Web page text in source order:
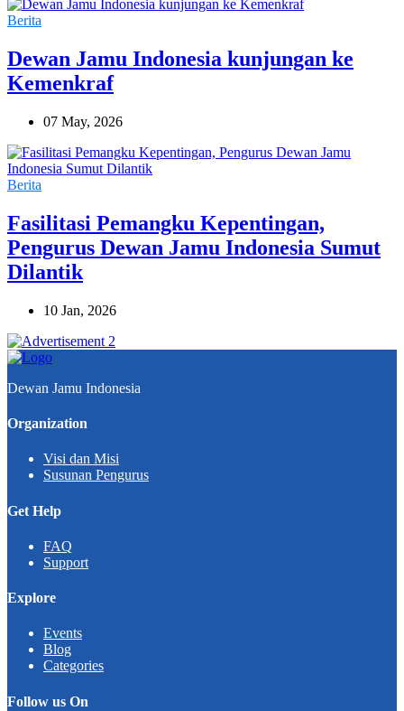
Berita
Dewan Jamu Indonesia kunjungan ke
Kemenkraf
07 May, 2026
Berita
Fasilitasi Pemangku Kepentingan,
Pengurus Dewan Jamu Indonesia Sumut
Dilantik
10 Jan, 2026
Dewan Jamu Indonesia
Organization
Visi dan Misi
Susunan Pengurus
Get Help
FAQ
Support
Explore
Events
Blog
Categories
Follow us On